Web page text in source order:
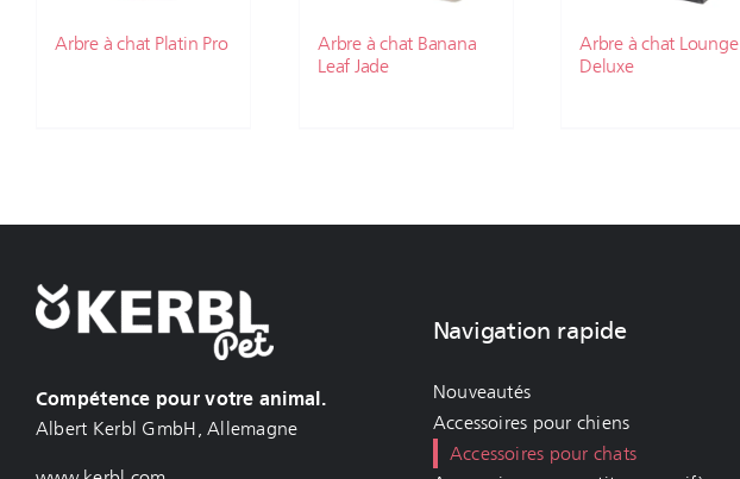
Arbre à chat Platin Pro
Arbre à chat Banana
Leaf Jade
Arbre à chat Lounge
Deluxe
Compétence pour votre animal.
Albert Kerbl GmbH, Allemagne
Navigation rapide
Nouveautés
Accessoires pour chiens
Accessoires pour chats